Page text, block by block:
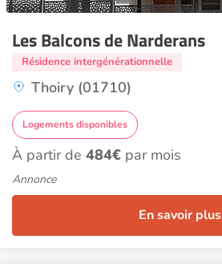
Les Balcons de Narderans
Résidence intergénérationnelle
Thoiry (01710)
Logements disponibles
À partir de 484€ par mois
Annonce
En savoir plus